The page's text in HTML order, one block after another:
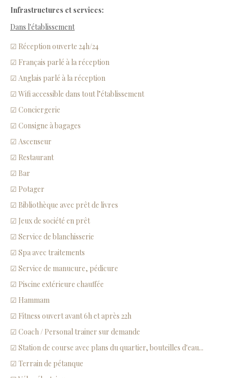
Infrastructures et services:
Dans l'établissement
☑ Réception ouverte 24h/24
☑ Français parlé à la réception
☑ Anglais parlé à la réception
☑ Wifi accessible dans tout l’établissement
☑ Conciergerie
☑ Consigne à bagages
☑ Ascenseur
☑ Restaurant
☑ Bar
☑ Potager
☑ Bibliothèque avec prêt de livres
☑ Jeux de société en prêt
☑ Service de blanchisserie
☑ Spa avec traitements
☑ Service de manucure, pédicure
☑ Piscine extérieure chauffée
☑ Hammam
☑ Fitness ouvert avant 6h et après 22h
☑ Coach / Personal trainer sur demande
☑ Station de course avec plans du quartier, bouteilles d'eau...
☑ Terrain de pétanque